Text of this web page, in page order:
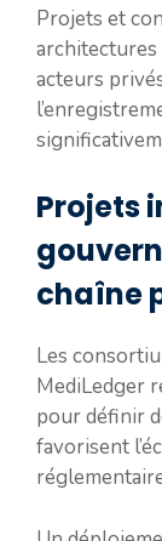
Projets et
acteurs
Projets
chaîne
Les
MediLedger
pour définir
favorisent